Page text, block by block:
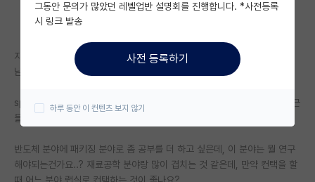
미국 유학 게시판
미국 대학원 합격 후기 게시판
대학원생 모집 게시판
연구실(PI) 홍보 게시판
석박사 채용 정보 게시판
지금 R&D 예산 삭감 문제로 게시판이 시끄러운 와중에 다른 질문 하나 좀
남기겠습니다..!
spk 화공 분야 5학기생입니다. 지금까지 다른 분야에 관심을 가지다가 최근
들어 반도체 분야에 눈이 좀 떠지고 있어서 질문 드립니다!
반도체 분야에 패키징 분야로 좀 공부를 더 하고 싶은데, 이 분야는 뭘 연구
해야되는건가요..? 재료공학 분야랑 많이 겹치는 것 같은데, 만약 컨택을 할
때 어느 분야 랩실로 컨택하는 것이 좋나요?
그동안 문의가 많았던 레벨업반 설명회를 진행합니다. *사전등록
시 링크 발송
사전 등록하기
하루 동안 이 컨텐츠 보지 않기